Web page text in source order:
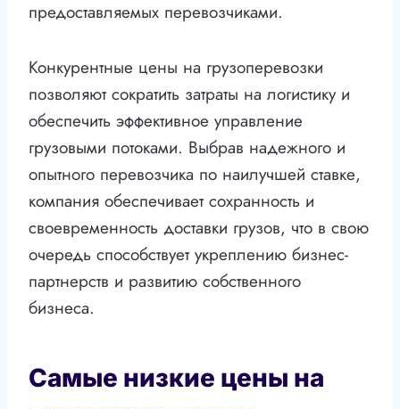
предоставляемых перевозчиками.
Конкурентные цены на грузоперевозки
позволяют сократить затраты на логистику и
обеспечить эффективное управление
грузовыми потоками. Выбрав надежного и
опытного перевозчика по наилучшей ставке,
компания обеспечивает сохранность и
своевременность доставки грузов, что в свою
очередь способствует укреплению бизнес-
партнерств и развитию собственного
бизнеса.
Самые низкие цены на